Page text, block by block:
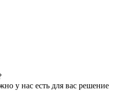
у нас есть для вас решение